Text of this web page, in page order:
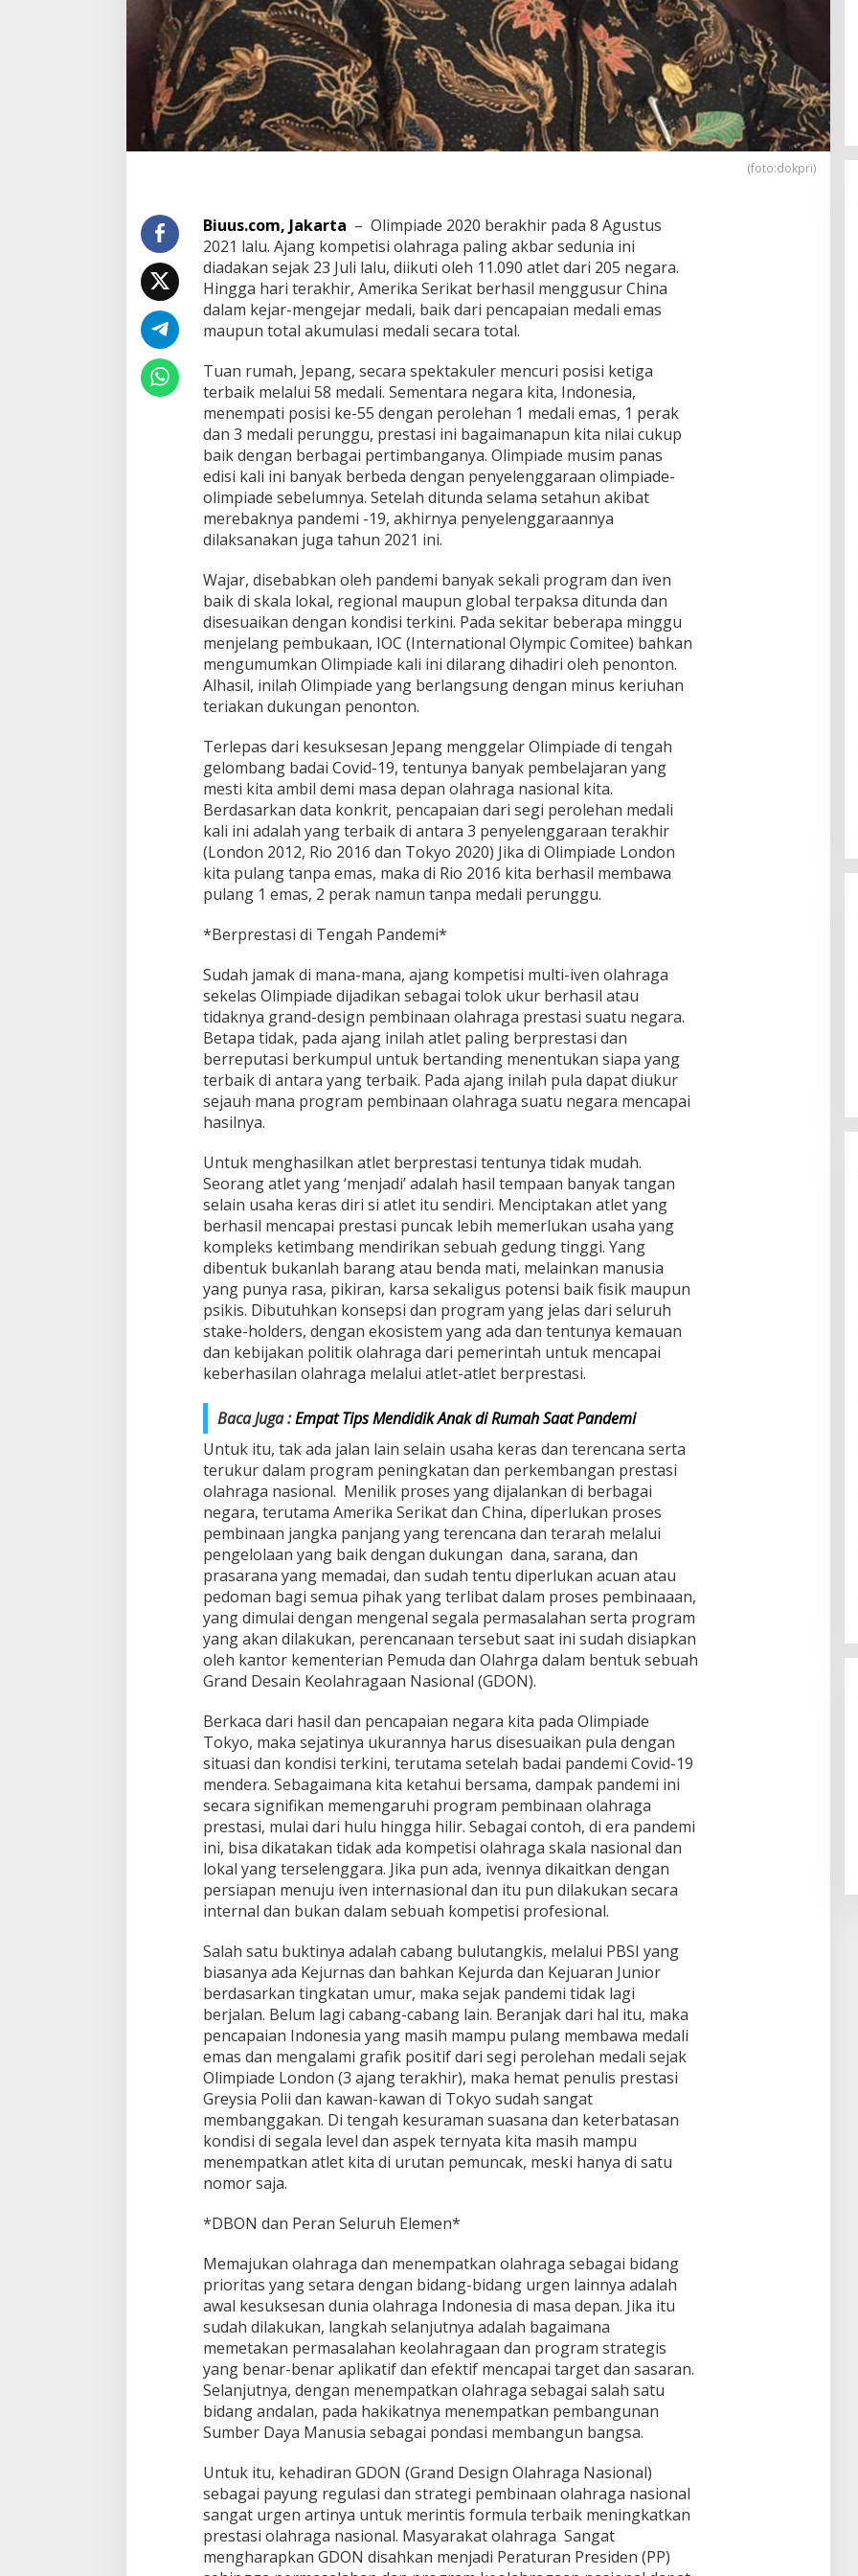
(foto:dokpri)
Biuus.com, Jakarta – Olimpiade 2020 berakhir pada 8 Agustus
2021 lalu. Ajang kompetisi olahraga paling akbar sedunia ini
diadakan sejak 23 Juli lalu, diikuti oleh 11.090 atlet dari 205 negara.
Hingga hari terakhir, Amerika Serikat berhasil menggusur China
dalam kejar-mengejar medali, baik dari pencapaian medali emas
maupun total akumulasi medali secara total.
Tuan rumah, Jepang, secara spektakuler mencuri posisi ketiga
terbaik melalui 58 medali. Sementara negara kita, Indonesia,
menempati posisi ke-55 dengan perolehan 1 medali emas, 1 perak
dan 3 medali perunggu, prestasi ini bagaimanapun kita nilai cukup
baik dengan berbagai pertimbanganya. Olimpiade musim panas
edisi kali ini banyak berbeda dengan penyelenggaraan olimpiade-
olimpiade sebelumnya. Setelah ditunda selama setahun akibat
merebaknya pandemi -19, akhirnya penyelenggaraannya
dilaksanakan juga tahun 2021 ini.
Wajar, disebabkan oleh pandemi banyak sekali program dan iven
baik di skala lokal, regional maupun global terpaksa ditunda dan
disesuaikan dengan kondisi terkini. Pada sekitar beberapa minggu
menjelang pembukaan, IOC (International Olympic Comitee) bahkan
mengumumkan Olimpiade kali ini dilarang dihadiri oleh penonton.
Alhasil, inilah Olimpiade yang berlangsung dengan minus keriuhan
teriakan dukungan penonton.
Terlepas dari kesuksesan Jepang menggelar Olimpiade di tengah
gelombang badai Covid-19, tentunya banyak pembelajaran yang
mesti kita ambil demi masa depan olahraga nasional kita.
Berdasarkan data konkrit, pencapaian dari segi perolehan medali
kali ini adalah yang terbaik di antara 3 penyelenggaraan terakhir
(London 2012, Rio 2016 dan Tokyo 2020) Jika di Olimpiade London
kita pulang tanpa emas, maka di Rio 2016 kita berhasil membawa
pulang 1 emas, 2 perak namun tanpa medali perunggu.
*Berprestasi di Tengah Pandemi*
Sudah jamak di mana-mana, ajang kompetisi multi-iven olahraga
sekelas Olimpiade dijadikan sebagai tolok ukur berhasil atau
tidaknya grand-design pembinaan olahraga prestasi suatu negara.
Betapa tidak, pada ajang inilah atlet paling berprestasi dan
berreputasi berkumpul untuk bertanding menentukan siapa yang
terbaik di antara yang terbaik. Pada ajang inilah pula dapat diukur
sejauh mana program pembinaan olahraga suatu negara mencapai
hasilnya.
Untuk menghasilkan atlet berprestasi tentunya tidak mudah.
Seorang atlet yang ‘menjadi’ adalah hasil tempaan banyak tangan
selain usaha keras diri si atlet itu sendiri. Menciptakan atlet yang
berhasil mencapai prestasi puncak lebih memerlukan usaha yang
kompleks ketimbang mendirikan sebuah gedung tinggi. Yang
dibentuk bukanlah barang atau benda mati, melainkan manusia
yang punya rasa, pikiran, karsa sekaligus potensi baik fisik maupun
psikis. Dibutuhkan konsepsi dan program yang jelas dari seluruh
stake-holders, dengan ekosistem yang ada dan tentunya kemauan
dan kebijakan politik olahraga dari pemerintah untuk mencapai
keberhasilan olahraga melalui atlet-atlet berprestasi.
Baca Juga :Empat Tips Mendidik Anak di Rumah Saat Pandemi
Untuk itu, tak ada jalan lain selain usaha keras dan terencana serta
terukur dalam program peningkatan dan perkembangan prestasi
olahraga nasional. Menilik proses yang dijalankan di berbagai
negara, terutama Amerika Serikat dan China, diperlukan proses
pembinaan jangka panjang yang terencana dan terarah melalui
pengelolaan yang baik dengan dukungan dana, sarana, dan
prasarana yang memadai, dan sudah tentu diperlukan acuan atau
pedoman bagi semua pihak yang terlibat dalam proses pembinaaan,
yang dimulai dengan mengenal segala permasalahan serta program
yang akan dilakukan, perencanaan tersebut saat ini sudah disiapkan
oleh kantor kementerian Pemuda dan Olahrga dalam bentuk sebuah
Grand Desain Keolahragaan Nasional (GDON).
Berkaca dari hasil dan pencapaian negara kita pada Olimpiade
Tokyo, maka sejatinya ukurannya harus disesuaikan pula dengan
situasi dan kondisi terkini, terutama setelah badai pandemi Covid-19
mendera. Sebagaimana kita ketahui bersama, dampak pandemi ini
secara signifikan memengaruhi program pembinaan olahraga
prestasi, mulai dari hulu hingga hilir. Sebagai contoh, di era pandemi
ini, bisa dikatakan tidak ada kompetisi olahraga skala nasional dan
lokal yang terselenggara. Jika pun ada, ivennya dikaitkan dengan
persiapan menuju iven internasional dan itu pun dilakukan secara
internal dan bukan dalam sebuah kompetisi profesional.
Salah satu buktinya adalah cabang bulutangkis, melalui PBSI yang
biasanya ada Kejurnas dan bahkan Kejurda dan Kejuaran Junior
berdasarkan tingkatan umur, maka sejak pandemi tidak lagi
berjalan. Belum lagi cabang-cabang lain. Beranjak dari hal itu, maka
pencapaian Indonesia yang masih mampu pulang membawa medali
emas dan mengalami grafik positif dari segi perolehan medali sejak
Olimpiade London (3 ajang terakhir), maka hemat penulis prestasi
Greysia Polii dan kawan-kawan di Tokyo sudah sangat
membanggakan. Di tengah kesuraman suasana dan keterbatasan
kondisi di segala level dan aspek ternyata kita masih mampu
menempatkan atlet kita di urutan pemuncak, meski hanya di satu
nomor saja.
*DBON dan Peran Seluruh Elemen*
Memajukan olahraga dan menempatkan olahraga sebagai bidang
prioritas yang setara dengan bidang-bidang urgen lainnya adalah
awal kesuksesan dunia olahraga Indonesia di masa depan. Jika itu
sudah dilakukan, langkah selanjutnya adalah bagaimana
memetakan permasalahan keolahragaan dan program strategis
yang benar-benar aplikatif dan efektif mencapai target dan sasaran.
Selanjutnya, dengan menempatkan olahraga sebagai salah satu
bidang andalan, pada hakikatnya menempatkan pembangunan
Sumber Daya Manusia sebagai pondasi membangun bangsa.
Untuk itu, kehadiran GDON (Grand Design Olahraga Nasional)
sebagai payung regulasi dan strategi pembinaan olahraga nasional
sangat urgen artinya untuk merintis formula terbaik meningkatkan
prestasi olahraga nasional. Masyarakat olahraga Sangat
mengharapkan GDON disahkan menjadi Peraturan Presiden (PP)
Enam Pejabat Baru Resmi Dilantik
di Kejati Kepri oleh J. Devy
Sudarso
Di Berita, Politik |